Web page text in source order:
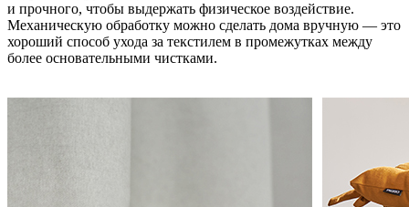
и прочного, чтобы выдержать физическое воздействие.
Механическую обработку можно сделать дома вручную — это
хороший способ ухода за текстилем в промежутках между
более основательными чистками.